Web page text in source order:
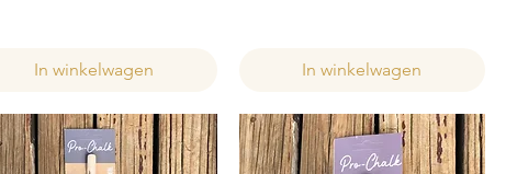
In winkelwagen In winkelwagen